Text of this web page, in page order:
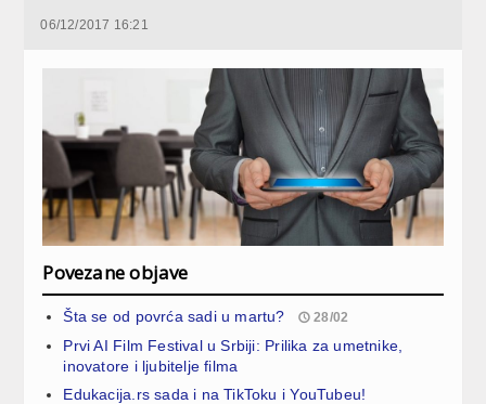
06/12/2017 16:21
Povezane objave
Šta se od povrća sadi u martu? 28/02
Prvi AI Film Festival u Srbiji: Prilika za umetnike,
inovatore i ljubitelje filma
Edukacija.rs sada i na TikToku i YouTubeu!